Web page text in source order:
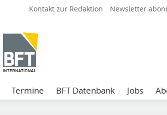
Kontakt zur Redaktion Newsletter
Termine BFT Datenbank Jobs